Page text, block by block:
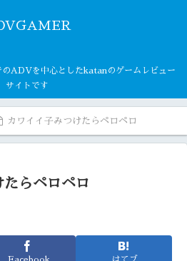
ADVを中心としたkatanのゲームレビュー
サイトです
カワイイ子みつけたらペロペロ
たらペロペロ